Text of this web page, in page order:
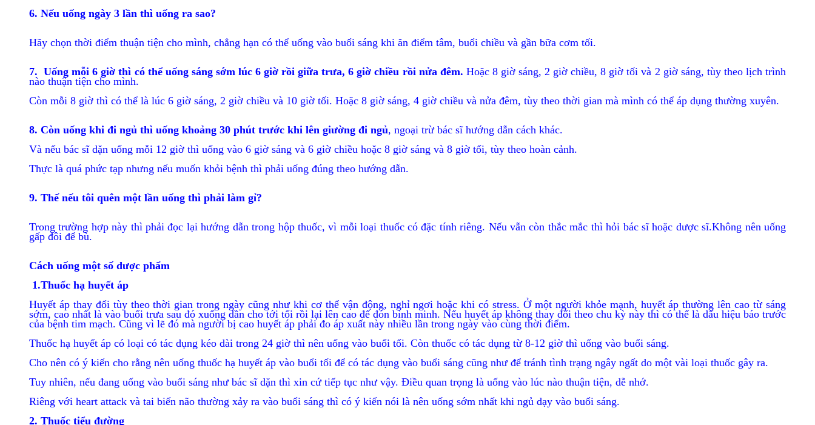
6. Nếu uống ngày 3 lần thì uống ra sao?
Hãy chọn thời điểm thuận tiện cho mình, chẳng hạn có thể uống vào buổi sáng khi ăn điểm tâm, buổi chiều và gần bữa cơm tối.
7. Uống mỗi 6 giờ thì có thể uống sáng sớm lúc 6 giờ rồi giữa trưa, 6 giờ chiều rồi nửa đêm. Hoặc 8 giờ sáng, 2 giờ chiều, 8 giờ tối và 2 giờ sáng, tùy theo lịch trình
nào thuận tiện cho mình.
Còn mỗi 8 giờ thì có thể là lúc 6 giờ sáng, 2 giờ chiều và 10 giờ tối. Hoặc 8 giờ sáng, 4 giờ chiều và nửa đêm, tùy theo thời gian mà mình có thể áp dụng thường xuyên.
8. Còn uống khi đi ngủ thì uống khoảng 30 phút trước khi lên giường đi ngủ, ngoại trừ bác sĩ hướng dẫn cách khác.
Và nếu bác sĩ dặn uống mỗi 12 giờ thì uống vào 6 giờ sáng và 6 giờ chiều hoặc 8 giờ sáng và 8 giờ tối, tùy theo hoàn cảnh.
Thực là quá phức tạp nhưng nếu muốn khỏi bệnh thì phải uống đúng theo hướng dẫn.
9. Thế nếu tôi quên một lần uống thì phải làm gỉ?
Trong trường hợp này thì phải đọc lại hướng dẫn trong hộp thuốc, vì mỗi loại thuốc có đặc tính riêng. Nếu vẫn còn thắc mắc thì hỏi bác sĩ hoặc dược sĩ.Không nên uống
gấp đôi để bù.
Cách uống một số dược phẩm
1.Thuốc hạ huyết áp
Huyết áp thay đổi tùy theo thời gian trong ngày cũng như khi cơ thể vận động, nghỉ ngơi hoặc khi có stress. Ở một người khỏe mạnh, huyết áp thường lên cao từ sáng
sớm, cao nhất là vào buổi trưa sau đó xuống dần cho tới tối rồi lại lên cao để đón bình minh. Nếu huyết áp không thay đổi theo chu kỳ này thì có thể là dấu hiệu báo trước
của bệnh tim mạch. Cũng vì lẽ đó mà người bị cao huyết áp phải đo áp xuất này nhiều lần trong ngày vào cùng thời điểm.
Thuốc hạ huyết áp có loại có tác dụng kéo dài trong 24 giờ thì nên uống vào buổi tối. Còn thuốc có tác dụng từ 8-12 giờ thì uống vào buổi sáng.
Cho nên có ý kiến cho rằng nên uống thuốc hạ huyết áp vào buổi tối để có tác dụng vào buổi sáng cũng như để tránh tình trạng ngây ngất do một vài loại thuốc gây ra.
Tuy nhiên, nếu đang uống vào buổi sáng như bác sĩ dặn thì xin cứ tiếp tục như vậy. Điều quan trọng là uống vào lúc nào thuận tiện, dễ nhớ.
Riêng với heart attack và tai biến não thường xảy ra vào buổi sáng thì có ý kiến nói là nên uống sớm nhất khi ngủ dạy vào buổi sáng.
2. Thuốc tiểu đường